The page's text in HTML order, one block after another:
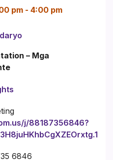
pm - 4:00 pm
– Mga
j/88187356846?
6846